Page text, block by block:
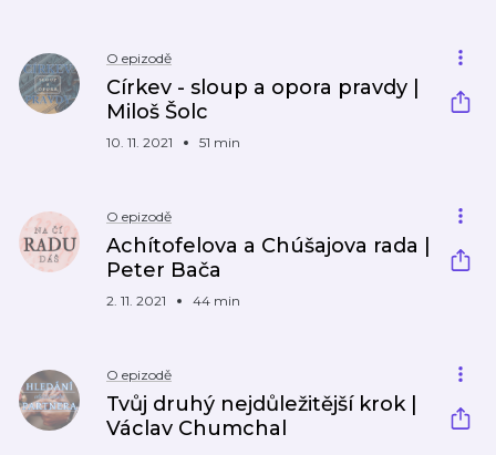
O epizodě
Církev - sloup a opora pravdy |
Miloš Šolc
10. 11. 2021 51 min
O epizodě
Achítofelova a Chúšajova rada |
Peter Bača
2. 11. 2021 44 min
O epizodě
Tvůj druhý nejdůležitější krok |
Václav Chumchal